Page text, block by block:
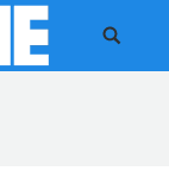
Search: